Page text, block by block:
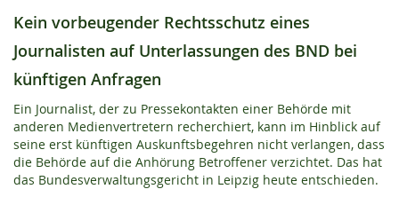
Kein vorbeugender Rechtsschutz eines
Journalisten auf Unterlassungen des BND bei
künftigen Anfragen
Ein Journalist, der zu Pressekontakten einer Behörde mit
anderen Medienvertretern recherchiert, kann im Hinblick auf
seine erst künftigen Auskunftsbegehren nicht verlangen, dass
die Behörde auf die Anhörung Betroffener verzichtet. Das hat
das Bundesverwaltungsgericht in Leipzig heute entschieden.